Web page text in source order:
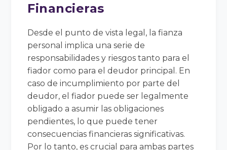
Financieras
Desde el punto de vista legal, la fianza
personal implica una serie de
responsabilidades y riesgos tanto para el
fiador como para el deudor principal. En
caso de incumplimiento por parte del
deudor, el fiador puede ser legalmente
obligado a asumir las obligaciones
pendientes, lo que puede tener
consecuencias financieras significativas.
Por lo tanto, es crucial para ambas partes